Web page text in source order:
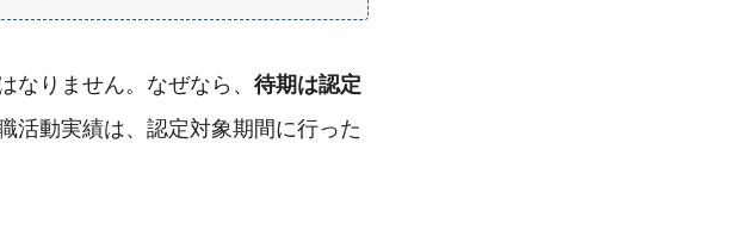
なりません。なぜなら、 待期は認定
活動実績は、認定対象期間に行った